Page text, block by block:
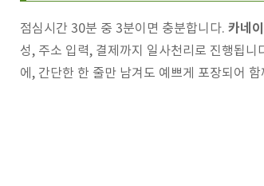
점심시간 30분 중 3분이면 충분합니다. 카네
성, 주소 입력, 결제까지 일사천리로 진행됩
에, 간단한 한 줄만 남겨도 예쁘게 포장되어